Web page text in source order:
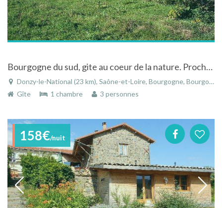
Bourgogne du sud, gite au coeur de la nature. Proche de Cluny et des vignobles
Donzy-le-National (23 km), Saône-et-Loire, Bourgogne, Bourgogne-Franche-Comté, France
Gîte
1 chambre 3 personnes
158€/nuit